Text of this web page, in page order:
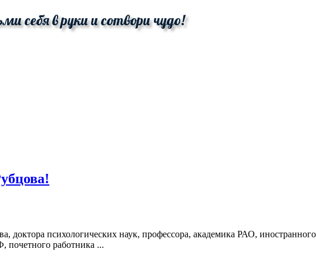
себя в руки и сотвори чудо!
психологических наук, профессора, академика РАО,
почетного работника ...